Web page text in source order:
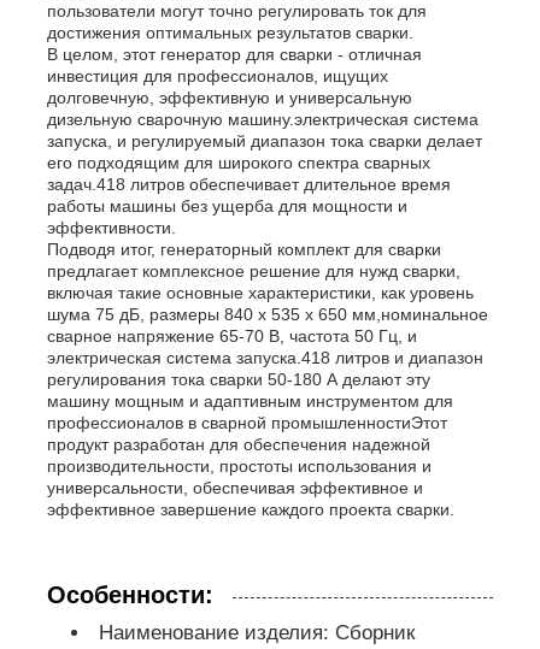
Цифровая генераторная установка
Генератор открытых кадров
звукоизоляционный набор генератора
домашний генератор пользы
Набор генератора сени
Генератор с низким уровнем шума
Сохранение генератора
двигатель дизеля генератора
пользователи могут точно регулировать ток для
достижения оптимальных результатов сварки.
В целом, этот генератор для сварки - отличная
инвестиция для профессионалов, ищущих
долговечную, эффективную и универсальную
дизельную сварочную машину.электрическая система
запуска, и регулируемый диапазон тока сварки делает
его подходящим для широкого спектра сварных
задач.418 литров обеспечивает длительное время
работы машины без ущерба для мощности и
эффективности.
Подводя итог, генераторный комплект для сварки
предлагает комплексное решение для нужд сварки,
включая такие основные характеристики, как уровень
шума 75 дБ, размеры 840 х 535 х 650 мм,номинальное
сварное напряжение 65-70 В, частота 50 Гц, и
электрическая система запуска.418 литров и диапазон
регулирования тока сварки 50-180 А делают эту
машину мощным и адаптивным инструментом для
профессионалов в сварной промышленностиЭтот
продукт разработан для обеспечения надежной
производительности, простоты использования и
универсальности, обеспечивая эффективное и
эффективное завершение каждого проекта сварки.
Особенности:
Наименование изделия: Сборник